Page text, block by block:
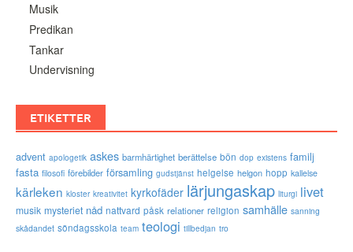
Musik
Predikan
Tankar
Undervisning
ETIKETTER
advent apologetik askes barmhärtighet berättelse bön dop existens familj
fasta filosofi förebilder församling gudstjänst helgelse helgon hopp kallelse
kärleken kloster kreativitet kyrkofäder lärjungaskap liturgi livet
musik mysteriet nåd nattvard påsk relationer religion samhälle sanning
skådandet söndagsskola team teologi tillbedjan tro